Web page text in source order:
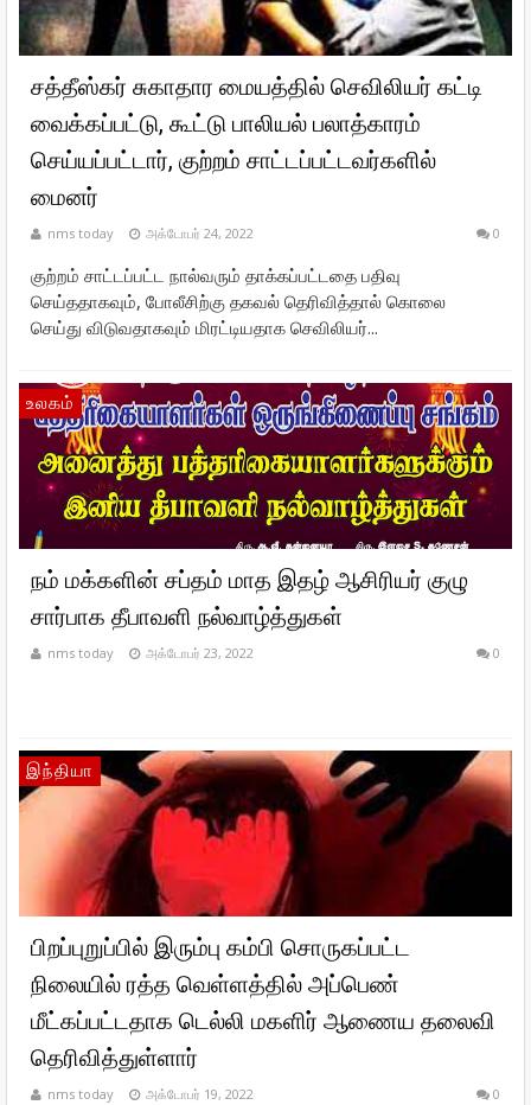
சத்தீஸ்கர் சுகாதார மையத்தில் செவிலியர் கட்டி
வைக்கப்பட்டு, கூட்டு பாலியல் பலாத்காரம்
செய்யப்பட்டார், குற்றம் சாட்டப்பட்டவர்களில்
மைனர்
nms today அக்டோபர் 24, 2022 0
குற்றம் சாட்டப்பட்ட நால்வரும் தாக்கப்பட்டதை பதிவு
செய்ததாகவும், போலீசிற்கு தகவல் தெரிவித்தால் கொலை
செய்து விடுவதாகவும் மிரட்டியதாக செவிலியர்...
உலகம்
நம் மக்களின் சப்தம் மாத இதழ் ஆசிரியர் குழு
சார்பாக தீபாவளி நல்வாழ்த்துகள்
nms today அக்டோபர் 23, 2022 0
இந்தியா
பிறப்புறுப்பில் இரும்பு கம்பி சொருகப்பட்ட
நிலையில் ரத்த வெள்ளத்தில் அப்பெண்
மீட்கப்பட்டதாக டெல்லி மகளிர் ஆணைய தலைவி
தெரிவித்துள்ளார்
nms today அக்டோபர் 19, 2022 0